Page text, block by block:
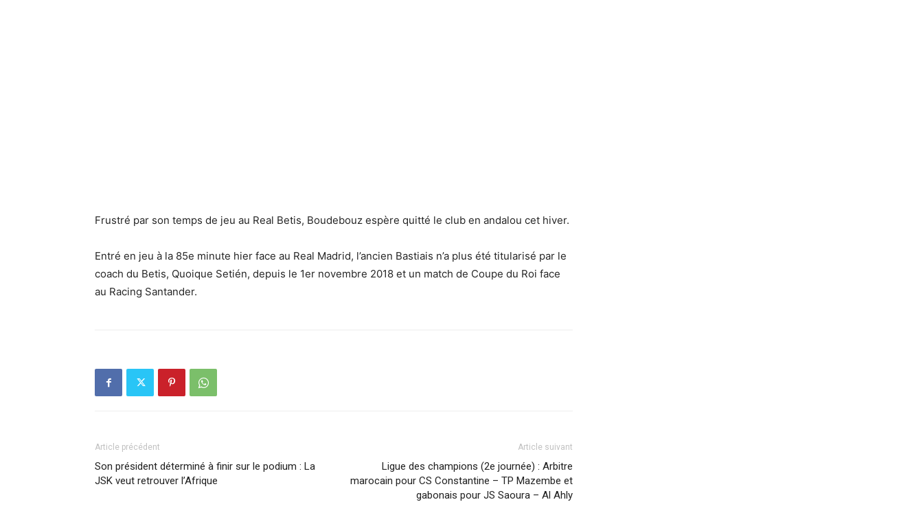
Frustré par son temps de jeu au Real Betis, Boudebouz espère quitté le club en andalou cet hiver.
Entré en jeu à la 85e minute hier face au Real Madrid, l’ancien Bastiais n’a plus été titularisé par le
coach du Betis, Quoique Setién, depuis le 1er novembre 2018 et un match de Coupe du Roi face
au Racing Santander.
Article précédent
Son président déterminé à finir sur le podium : La
JSK veut retrouver l’Afrique
Article suivant
Ligue des champions (2e journée) : Arbitre
marocain pour CS Constantine – TP Mazembe et
gabonais pour JS Saoura – Al Ahly